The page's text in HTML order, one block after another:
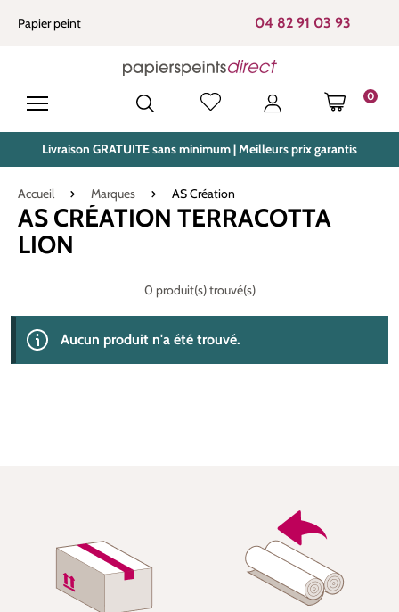
principal
Papier peint 04 82 91 03 93
0
LE
Livraison GRATUITE sans minimum | Meilleurs prix garantis
Accueil Marques AS Création
AS CRÉATION TERRACOTTA
LION
0 produit(s) trouvé(s)
Aucun produit n'a été trouvé.